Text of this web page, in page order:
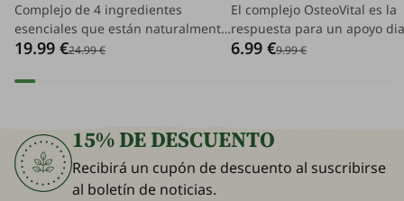
Complejo de 4 ingredientes
esenciales que están naturalmente
presentes en nuestras
conectivos, pero su nivel disminuye
19.99 €24.99 €
El complejo OsteoVital es la
respuesta para un apoyo
efectivo a los huesos y
6.99 €9.99 €
15% DE DESCUENTO
Recibirá un cupón de descuento al suscribirse
al boletín de noticias.